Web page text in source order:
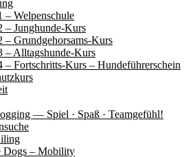
– Welpenschule
– Junghunde-Kurs
– Grundgehorsams-Kurs
– Alltagshunde-Kurs
– Fortschritts-Kurs – Hundeführerschein
— Spiel · Spaß · Teamgefühl!
Dogs – Mobility